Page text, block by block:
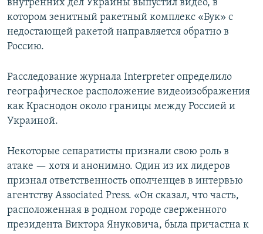
внутренних дел Украины выпустил видео, в
котором зенитный ракетный комплекс «Бук» с
недостающей ракетой направляется обратно в
Россию.
Расследование журнала Interpreter определило
географическое расположение видеоизображения
как Краснодон около границы между Россией и
Украиной.
Некоторые сепаратисты признали свою роль в
атаке — хотя и анонимно. Один из их лидеров
признал ответственность ополченцев в интервью
агентству Associated Press. «Он сказал, что часть,
расположенная в родном городе сверженного
президента Виктора Януковича, была причастна к